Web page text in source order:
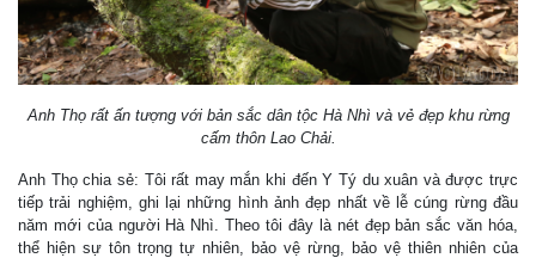
Anh Thọ rất ấn tượng với bản sắc dân tộc Hà Nhì và vẻ đẹp khu rừng
cấm thôn Lao Chải.
Anh Thọ chia sẻ: Tôi rất may mắn khi đến Y Tý du xuân và được trực
tiếp trải nghiệm, ghi lại những hình ảnh đẹp nhất về lễ cúng rừng đầu
năm mới của người Hà Nhì. Theo tôi đây là nét đẹp bản sắc văn hóa,
thể hiện sự tôn trọng tự nhiên, bảo vệ rừng, bảo vệ thiên nhiên của